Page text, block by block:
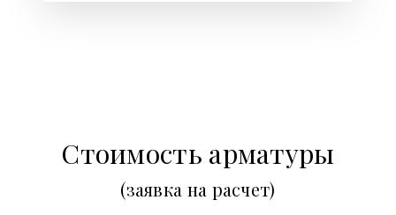
Стоимость арматуры
(заявка на расчет)